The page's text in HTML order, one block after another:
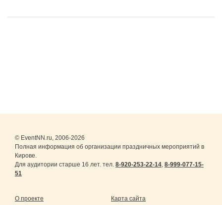
© EventNN.ru, 2006-2026
Полная информация об организации праздничных мероприятий в
Кирове.
Для аудитории старше 16 лет. тел. 8-920-253-22-14, 8-999-077-15-
51
О проекте Карта сайта